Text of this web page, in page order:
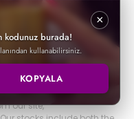
personalized jewelry
2009
products that you can
that will make you look
be more elegant on your
special design products
our site,
kodunuz burada!
kullanabilirsiniz.
×
KOPYALA